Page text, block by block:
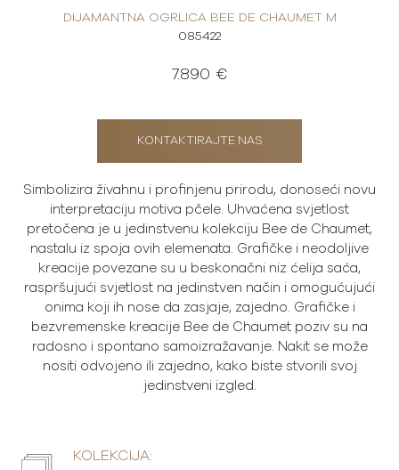
DIJAMANTNA OGRLICA BEE DE CHAUMET M
085422
7.890 €
KONTAKTIRAJTE NAS
Simbolizira živahnu i profinjenu prirodu, donoseći novu
interpretaciju motiva pčele. Uhvaćena svjetlost
pretočena je u jedinstvenu kolekciju Bee de Chaumet,
nastalu iz spoja ovih elemenata. Grafičke i neodoljive
kreacije povezane su u beskonačni niz ćelija saća,
raspršujući svjetlost na jedinstven način i omogućujući
onima koji ih nose da zasjaje, zajedno. Grafičke i
bezvremenske kreacije Bee de Chaumet poziv su na
radosno i spontano samoizražavanje. Nakit se može
nositi odvojeno ili zajedno, kako biste stvorili svoj
jedinstveni izgled.
KOLEKCIJA: